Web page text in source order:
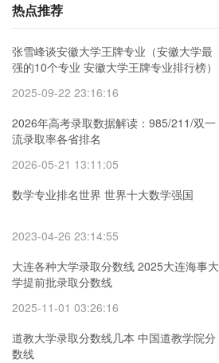
热点推荐
张雪峰谈安徽大学王牌专业（安徽大学最
强的10个专业 安徽大学王牌专业排行榜）
2025-09-22 23:16:16
2026年高考录取数据解读：985/211/双一
流录取率各省排名
2026-05-21 13:11:05
数学专业排名世界 世界十大数学强国
2023-04-26 23:14:55
大连各种大学录取分数线 2025大连海事大
学提前批录取分数线
2025-11-01 03:26:16
道教大学录取分数线几本 中国道教学院分
数线